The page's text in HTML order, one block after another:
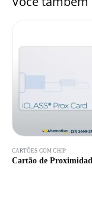
CARTÕES COM CHIP
Cartão de